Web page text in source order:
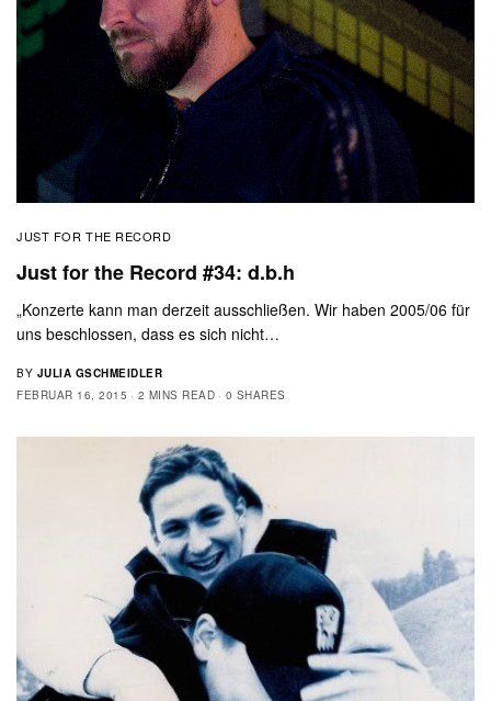
JUST FOR THE RECORD
Just for the Record #34: d.b.h
„Konzerte kann man derzeit ausschließen. Wir haben 2005/06 für
uns beschlossen, dass es sich nicht…
BY JULIA GSCHMEIDLER
FEBRUAR 16, 2015
2 MINS READ 0 SHARES